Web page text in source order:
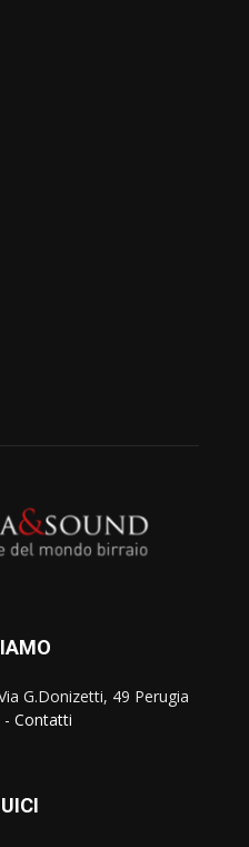
G.Donizetti, 49 Perugia
- Contatti